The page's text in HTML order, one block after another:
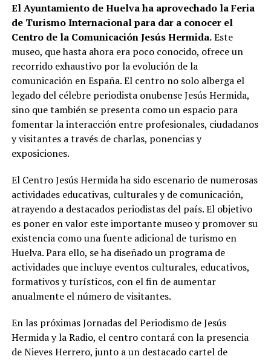
El Ayuntamiento de Huelva ha aprovechado la Feria
de Turismo Internacional para dar a conocer el
Centro de la Comunicación Jesús Hermida.Este
museo, que hasta ahora era poco conocido, ofrece un
recorrido exhaustivo por la evolución de la
comunicación en España. El centro no solo alberga el
legado del célebre periodista onubense Jesús Hermida,
sino que también se presenta como un espacio para
fomentar la interacción entre profesionales, ciudadanos
y visitantes a través de charlas, ponencias y
exposiciones.
El Centro Jesús Hermida ha sido escenario de numerosas
actividades educativas, culturales y de comunicación,
atrayendo a destacados periodistas del país. El objetivo
es poner en valor este importante museo y promover su
existencia como una fuente adicional de turismo en
Huelva. Para ello, se ha diseñado un programa de
actividades que incluye eventos culturales, educativos,
formativos y turísticos, con el fin de aumentar
anualmente el número de visitantes.
En las próximas Jornadas del Periodismo de Jesús
Hermida y la Radio, el centro contará con la presencia
de Nieves Herrero, junto a un destacado cartel de